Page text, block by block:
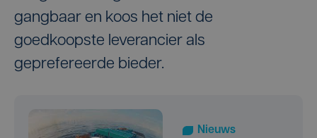
gangbaar en koos het niet de
goedkoopste leverancier als
geprefereerde bieder.
Nieuws